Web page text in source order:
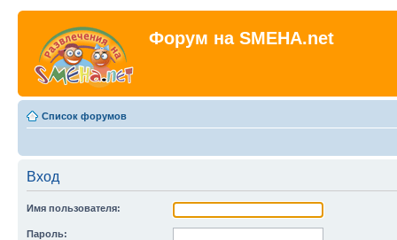
Форум на SMEHA.net
Список форумов
Вход
Имя пользователя:
Пароль: